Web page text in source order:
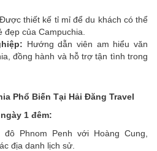
Được thiết kế tỉ mỉ để du khách có thể
của Campuchia.
Hướng dẫn viên am hiểu văn
đồng hành và hỗ trợ tận tình trong
Phổ Biến Tại Hải Đăng Travel
1 đêm:
đô Phnom Penh với Hoàng Cung,
địa danh lịch sử.